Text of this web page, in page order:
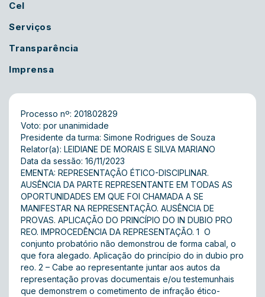
Cel
Serviços
Transparência
Imprensa
Processo nº: 201802829
Voto: por unanimidade
Presidente da turma: Simone Rodrigues de Souza
Relator(a): LEIDIANE DE MORAIS E SILVA MARIANO
Data da sessão: 16/11/2023
EMENTA: REPRESENTAÇÃO ÉTICO-DISCIPLINAR.
AUSÊNCIA DA PARTE REPRESENTANTE EM TODAS AS
OPORTUNIDADES EM QUE FOI CHAMADA A SE
MANIFESTAR NA REPRESENTAÇÃO. AUSÊNCIA DE
PROVAS. APLICAÇÃO DO PRINCÍPIO DO IN DUBIO PRO
REO. IMPROCEDÊNCIA DA REPRESENTAÇÃO. 1  O
conjunto probatório não demonstrou de forma cabal, o
que fora alegado. Aplicação do princípio do in dubio pro
reo. 2 – Cabe ao representante juntar aos autos da
representação provas documentais e/ou testemunhais
que demonstrem o cometimento de infração ético-